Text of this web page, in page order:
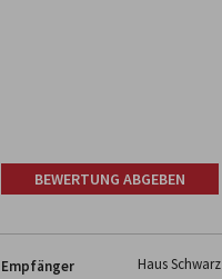
BEWERTUNG ABGEBEN
Empfänger Haus Schwarz